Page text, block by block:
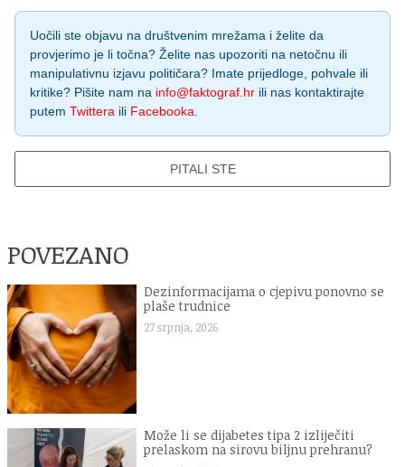
Uočili ste objavu na društvenim mrežama i želite da
provjerimo je li točna? Želite nas upozoriti na netočnu ili
manipulativnu izjavu političara? Imate prijedloge, pohvale ili
kritike? Pišite nam na info@faktograf.hr ili nas kontaktirajte
putem Twittera ili Facebooka
PITALI STE
POVEZANO
Dezinformacijama o cjepivu ponovno se
plaše trudnice
27 srpnja, 2026
Može li se dijabetes tipa 2 izliječiti
prelaskom na sirovu biljnu prehranu?